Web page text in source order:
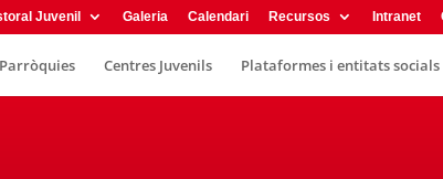
Juvenil Galeria Calendari Recursos Intranet
Parròquies Centres Juvenils Plataformes i entitats socials